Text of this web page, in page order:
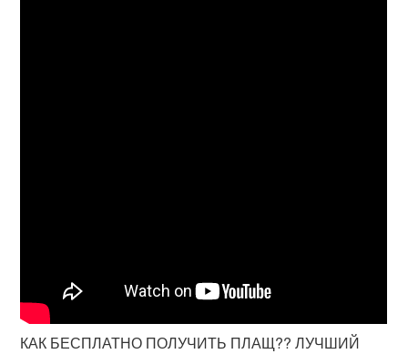
КАК БЕСПЛАТНО ПОЛУЧИТЬ ПЛАЩ?? ЛУЧШИЙ